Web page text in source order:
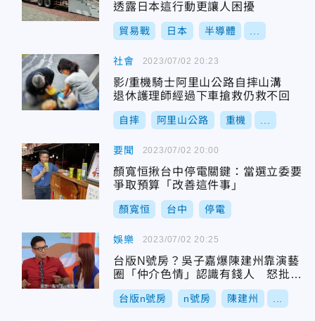
透露日本這行動更讓人困擾
貿易戰 日本 半導體
社會
影/重機騎士阿里山公路自摔山溝
退休護理師經過下車搶救仍救不回
自摔 阿里山公路 重機
2023/07/02 20:23
要聞
顏寬恒揪台中停電關鍵：當選立委要
爭取預算「改善這件事」
顏寬恒 台中 停電
2023/07/02 20:00
娛樂
台版N號房？吳子嘉爆陳建州靠演藝
圈「仲介色情」認識有錢人 怒批：
媒體都不敢報
台版n號房 n號房 陳建州
2023/07/02 20:25